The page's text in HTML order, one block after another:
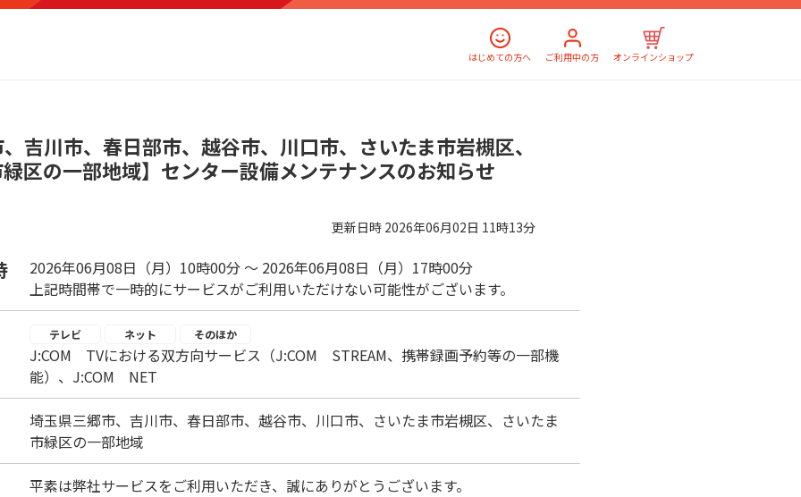
はじめての方へ ご利用中の方 オンラインショップ
吉川市、春日部市、越谷市、川口市、さいたま市岩槻区、
区の一部地域】センター設備メンテナンスのお知らせ
更新日時 2026年06月02日 11時13分
2026年06月08日（月）10時00分 ～ 2026年06月08日（月）17時00分
上記時間帯で一時的にサービスがご利用いただけない可能性がございます。
テレビ ネット そのほか
J:COM TVにおける双方向サービス（J:COM STREAM、携帯録画予約等の一部機
能）、J:COM NET
埼玉県三郷市、吉川市、春日部市、越谷市、川口市、さいたま市岩槻区、さいたま
市緑区の一部地域
平素は弊社サービスをご利用いただき、誠にありがとうございます。